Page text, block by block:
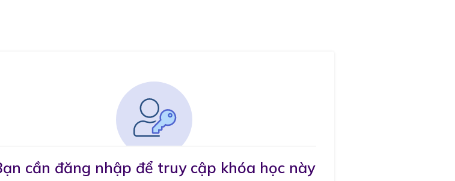
cần đăng nhập để truy cập khóa học này